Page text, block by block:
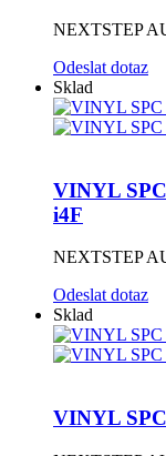
NEXTSTEP
Odeslat dotaz
Sklad
VINYL
i4F
NEXTSTEP
Odeslat dotaz
Sklad
VINYL